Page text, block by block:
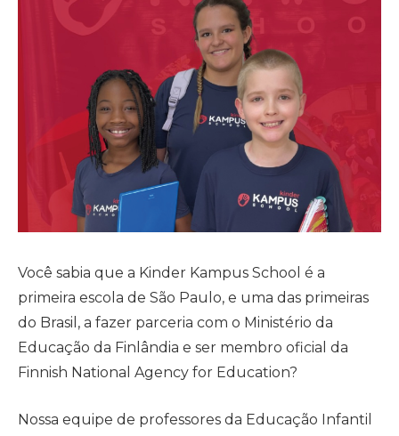
Você sabia que a Kinder Kampus School é a
primeira escola de São Paulo, e uma das primeiras
do Brasil, a fazer parceria com o Ministério da
Educação da Finlândia e ser membro oficial da
Finnish National Agency for Education?
Nossa equipe de professores da Educação Infantil